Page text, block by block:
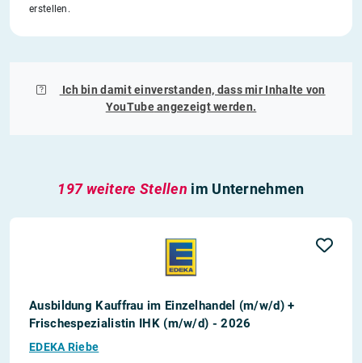
erstellen.
Ich bin damit einverstanden, dass mir Inhalte von
YouTubeangezeigt werden.
197 weitere Stellen im Unternehmen
Ausbildung Kauffrau im Einzelhandel (m/w/d) +
Frischespezialistin IHK (m/w/d) - 2026
EDEKA Riebe